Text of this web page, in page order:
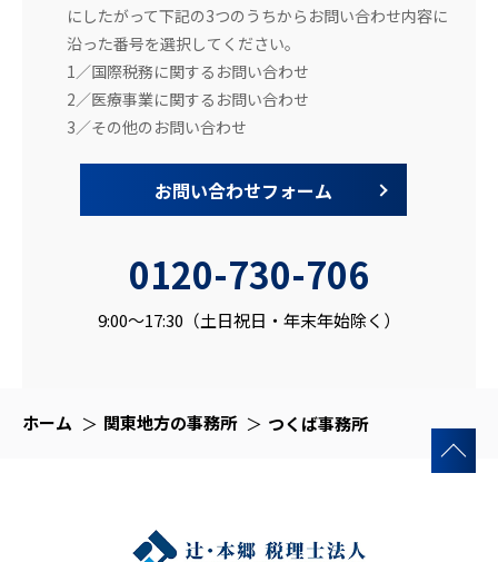
にしたがって下記の3つのうちからお問い合わせ内容に
沿った番号を選択してください。
1／国際税務に関するお問い合わせ
2／医療事業に関するお問い合わせ
3／その他のお問い合わせ
お問い合わせフォーム
0120-730-706
9:00～17:30（土日祝日・年末年始除く）
ホーム 関東地方の事務所 つくば事務所